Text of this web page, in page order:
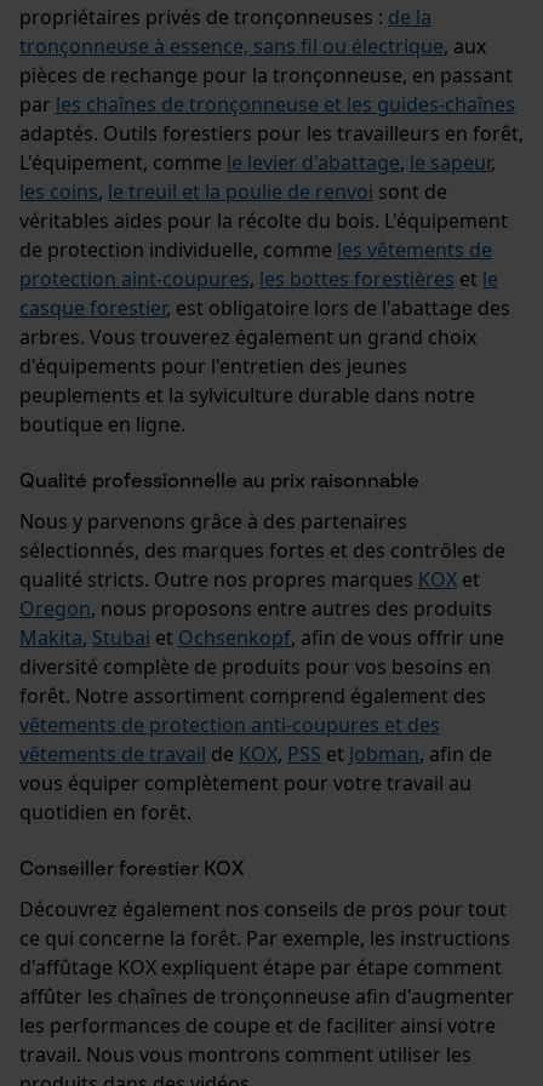
propriétaires privés de tronçonneuses : de la
tronçonneuse à essence, sans fil ou électrique, aux
pièces de rechange pour la tronçonneuse, en passant
par les chaînes de tronçonneuse et les guides-chaînes
adaptés. Outils forestiers pour les travailleurs en forêt,
L'équipement, comme le levier d'abattage, le sapeur,
les coins, le treuil et la poulie de renvoi sont de
véritables aides pour la récolte du bois. L'équipement
de protection individuelle, comme les vêtements de
protection aint-coupures, les bottes forestières et le
casque forestier, est obligatoire lors de l'abattage des
arbres. Vous trouverez également un grand choix
d'équipements pour l'entretien des jeunes
peuplements et la sylviculture durable dans notre
boutique en ligne.
Qualité professionnelle au prix raisonnable
Nous y parvenons grâce à des partenaires
sélectionnés, des marques fortes et des contrôles de
qualité stricts. Outre nos propres marques KOX et
Oregon, nous proposons entre autres des produits
Makita, Stubai et Ochsenkopf, afin de vous offrir une
diversité complète de produits pour vos besoins en
forêt. Notre assortiment comprend également des
vêtements de protection anti-coupures et des
vêtements de travail de KOX, PSS et Jobman, afin de
vous équiper complètement pour votre travail au
quotidien en forêt.
Conseiller forestier KOX
Découvrez également nos conseils de pros pour tout
ce qui concerne la forêt. Par exemple, les instructions
d'affûtage KOX expliquent étape par étape comment
affûter les chaînes de tronçonneuse afin d'augmenter
les performances de coupe et de faciliter ainsi votre
travail. Nous vous montrons comment utiliser les